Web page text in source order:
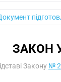
ЗАКОН
Закону №